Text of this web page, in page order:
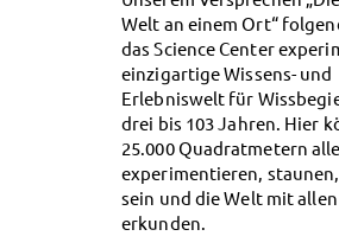
Welt an einem Ort“
das Science Center
einzigartige Wissens- und
Erlebniswelt für
drei bis 103 Jahren. Hier
25.000 Quadratmetern alle
experimentieren,
sein und die Welt mit
erkunden.